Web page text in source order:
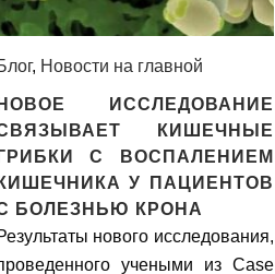
, Новости на главной
НОВОЕ ИССЛЕДОВАНИЕ
КИШЕЧНЫЕ
ГРИБКИ С ВОСПАЛЕНИЕМ
КИШЕЧНИКА У ПАЦИЕНТОВ
БОЛЕЗНЬЮ КРОНА
нового исследования,
учеными из Сase